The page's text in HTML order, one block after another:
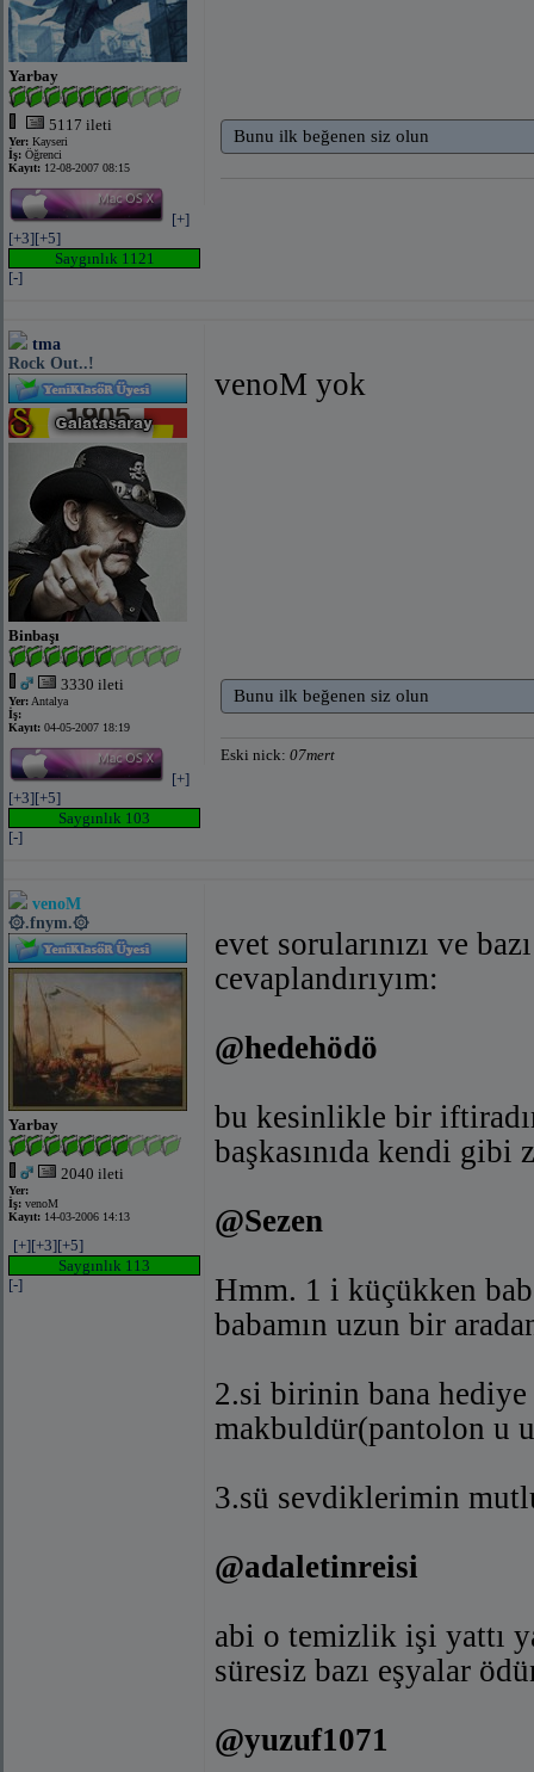
Yarbay
5117 ileti
Yer: Kayseri
İş: Öğrenci
Kayıt: 12-08-2007 08:15
[+]
[+3][+5]
Saygınlık 1121
[-]
Bunu ilk beğenen siz olun
tma
Rock Out..!
Binbaşı
3330 ileti
Yer: Antalya
İş:
Kayıt: 04-05-2007 18:19
[+]
[+3][+5]
Saygınlık 103
[-]
venoM yok
Bunu ilk beğenen siz olun
Eski nick: 07mert
venoM
۞.fnym.۞
Yarbay
2040 ileti
Yer:
İş: venoM
Kayıt: 14-03-2006 14:13
[+][+3][+5]
Saygınlık 113
[-]
evet sorularınızı ve
cevaplandırıyım:
@hedehödö
bu kesinlikle bir
başkasınıda kendi gibi
@Sezen
Hmm. 1 i küçükken
babamın uzun bir
2.si birinin bana hediye
makbuldür(pantolon u
3.sü sevdiklerimin
@adaletinreisi
abi o temizlik işi yattı
süresiz bazı eşyalar
@yuzuf1071